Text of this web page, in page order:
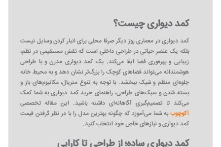
کمد دیواری چیست؟
کمد دیواری در معماری روز دیگر صرفا محلی برای انبار کردن وسایل نیست
بلکه یک عنصر حیاتی در طراحی داخلی است که نقش مستقیمی در نظم،
زیبایی و بهره‌وری فضا ایفا می‌کند. یک کمد دیواری مدرن و با طراحی
هوشمندانه می‌تواند فضاهای کوچک را بزرگ‌تر نشان دهد و به محیط خانه
جلوه‌ای منظم و شیک ببخشد. با توجه به تنوع متریال، مکانیزم‌های باز و
بسته شدن و سبک‌های طراحی، راهنمای خرید کمد دیواری به شما کمک
می‌کند تا تصمیم‌گیری آگاهانه‌ای داشته باشید. این مقاله تخصصی
آکوچوببه شما می‌آموزد که چگونه بهترین مدل را با در نظر گرفتن قیمت
کمد دیواری و نیازهای خاص خود انتخاب کنید.
کمد دیواری ساده؛ از طراحی تا کارایی